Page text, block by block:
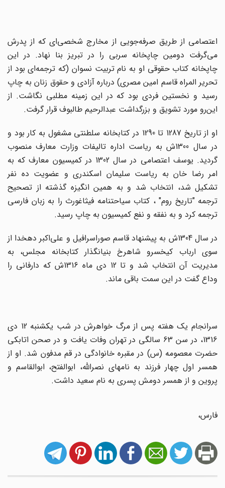
اعتصامی از طریق صرفه‌جویی از مخارج شخصی‌ای که از پدرش
می‌گرفت دومین چاپخانه سربی را در تبریز بنا نهاد. در این
چاپخانه کتاب حقوقی او به نام تربیت نسوان (که ترجمه‌ای بود از
تحریر المراه قاسم امین مصری) درباره آزادی و حقوق زنان به چاپ
رسید و نخستین فردی بود که در این زمینه مطلبی نگاشت. از
این‌رو مورد تشویق و بزرگداشت عبدالرحیم طالبوف قرار گرفت.
او از تاریخ 1287 تا 1290 در کتابخانه سلطنتی مشغول به کار بود و
در سال 1300ش به ریاست اداره تالیفات وزارت معارف منصوب
گردید. یوسف اعتصامی در سال 1302 در کمیسیون معارف که به
امر رضا خان به ریاست سلیمان اسکندری و عضویت ده نفر
تشکیل شد، انتخاب شد و به همین انگیزه گذشته از تصحیح
ترجمه "تاریخ روم" ، کتاب سیاحتنامه فیثاغورث را به زبان فارسی
ترجمه کرد و به نفقه و نفع کمیسیون به چاپ رسید.
در سال 1304ش به پیشنهاد قاسم صوراسرافیل و علی‌اکبر دهخدا از
سوی ارباب کیخسرو شاهرخ بنیانگذار کتابخانه مجلس، به
مدیریت آن انتخاب شد و تا 12 دی ماه 1316ش که دارفانی را
وداع گفت در این سمت باقی ماند.
سرانجام یک هفته پس از مرگ خواهرش در شب یکشنبه 12 دی
1316، در سن 63 سالگی در تهران وفات یافت و در صحن اتابکی
حضرت معصومه (س) در مقبره خانوادگی در قم مدفون شد. او از
همسر اول چهار فرزند به نامهای نصرالله، ابوالفتح، ابوالقاسم و
پروین و از همسر دومش پسری به نام سعید داشت.
فارس،